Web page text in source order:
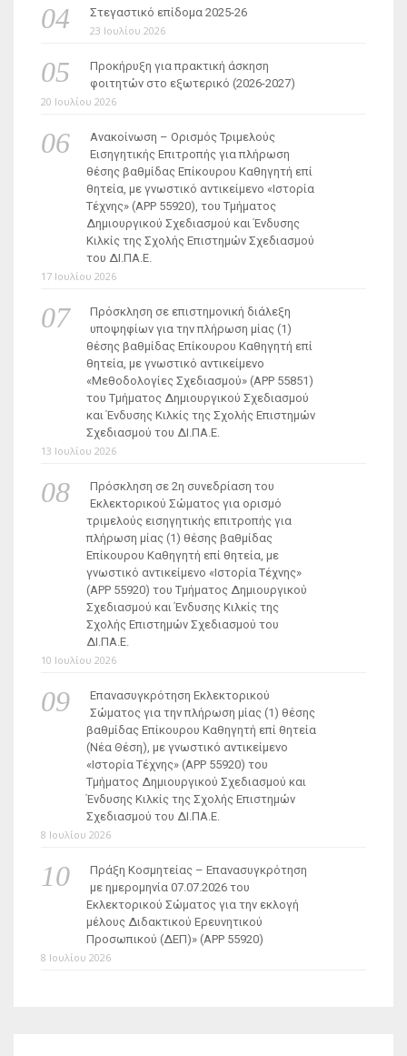
Στεγαστικό επίδομα 2025-26
23 Ιουλίου 2026
Προκήρυξη για πρακτική άσκηση
φοιτητών στο εξωτερικό (2026-2027)
20 Ιουλίου 2026
Ανακοίνωση – Ορισμός Τριμελούς
Εισηγητικής Επιτροπής για πλήρωση
θέσης βαθμίδας Επίκουρου Καθηγητή επί
θητεία, με γνωστικό αντικείμενο «Ιστορία
Τέχνης» (ΑΡΡ 55920), του Τμήματος
Δημιουργικού Σχεδιασμού και Ένδυσης
Κιλκίς της Σχολής Επιστημών Σχεδιασμού
του ΔΙ.ΠΑ.Ε.
17 Ιουλίου 2026
Πρόσκληση σε επιστημονική διάλεξη
υποψηφίων για την πλήρωση μίας (1)
θέσης βαθμίδας Επίκουρου Καθηγητή επί
θητεία, με γνωστικό αντικείμενο
«Μεθοδολογίες Σχεδιασμού» (ΑΡΡ 55851)
του Τμήματος Δημιουργικού Σχεδιασμού
και Ένδυσης Κιλκίς της Σχολής Επιστημών
Σχεδιασμού του ΔΙ.ΠΑ.Ε.
13 Ιουλίου 2026
Πρόσκληση σε 2η συνεδρίαση του
Εκλεκτορικού Σώματος για ορισμό
τριμελούς εισηγητικής επιτροπής για
πλήρωση μίας (1) θέσης βαθμίδας
Επίκουρου Καθηγητή επί θητεία, με
γνωστικό αντικείμενο «Ιστορία Τέχνης»
(ΑΡΡ 55920) του Τμήματος Δημιουργικού
Σχεδιασμού και Ένδυσης Κιλκίς της
Σχολής Επιστημών Σχεδιασμού του
ΔΙ.ΠΑ.Ε.
10 Ιουλίου 2026
Επανασυγκρότηση Εκλεκτορικού
Σώματος για την πλήρωση μίας (1) θέσης
βαθμίδας Επίκουρου Καθηγητή επί θητεία
(Νέα Θέση), με γνωστικό αντικείμενο
«Ιστορία Τέχνης» (ΑΡΡ 55920) του
Τμήματος Δημιουργικού Σχεδιασμού και
Ένδυσης Κιλκίς της Σχολής Επιστημών
Σχεδιασμού του ΔΙ.ΠΑ.Ε.
8 Ιουλίου 2026
Πράξη Κοσμητείας – Επανασυγκρότηση
με ημερομηνία 07.07.2026 του
Εκλεκτορικού Σώματος για την εκλογή
μέλους Διδακτικού Ερευνητικού
Προσωπικού (ΔΕΠ)» (APP 55920)
8 Ιουλίου 2026